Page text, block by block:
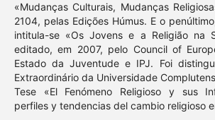
«Mudanças Culturais, Mudanças
2104, pelas Edições Húmus. E o
intitula-se «Os Jovens e a Religião na
editado, em 2007, pelo Council of
Estado da Juventude e IPJ. Foi
Extraordinário da Universidade
Tese «El Fenómeno Religioso y sus
perfiles y tendencias del cambio religioso